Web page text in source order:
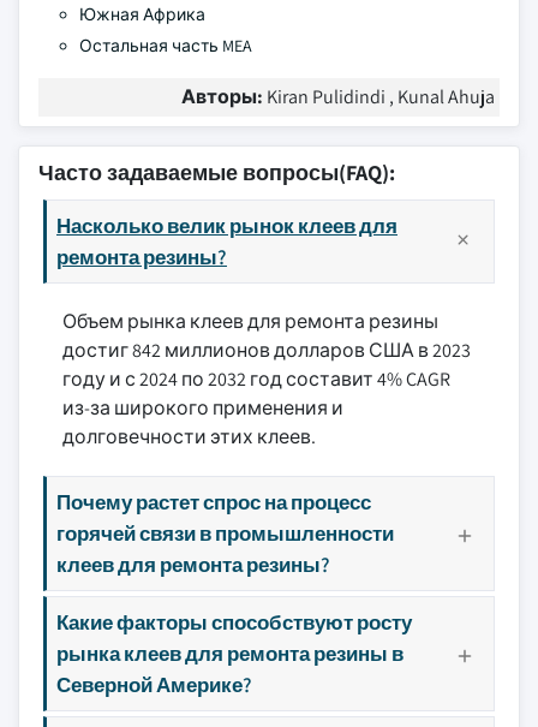
Южная Африка
Остальная часть MEA
Авторы: Kiran Pulidindi , Kunal Ahuja
Часто задаваемые вопросы(FAQ):
Насколько велик рынок клеев для
ремонта резины?
Объем рынка клеев для ремонта резины
достиг 842 миллионов долларов США в 2023
году и с 2024 по 2032 год составит 4% CAGR
из-за широкого применения и
долговечности этих клеев.
Почему растет спрос на процесс
горячей связи в промышленности
клеев для ремонта резины?
Какие факторы способствуют росту
рынка клеев для ремонта резины в
Северной Америке?